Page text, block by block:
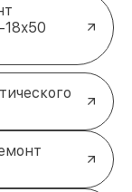
18x50